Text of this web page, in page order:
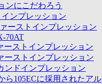
ンにこだわろう
ンプレッション
ーストインプレッション
70AT
ーストインプレッション
ーストインプレッション
ンドインプレッション
ら105ECに採用されたアル